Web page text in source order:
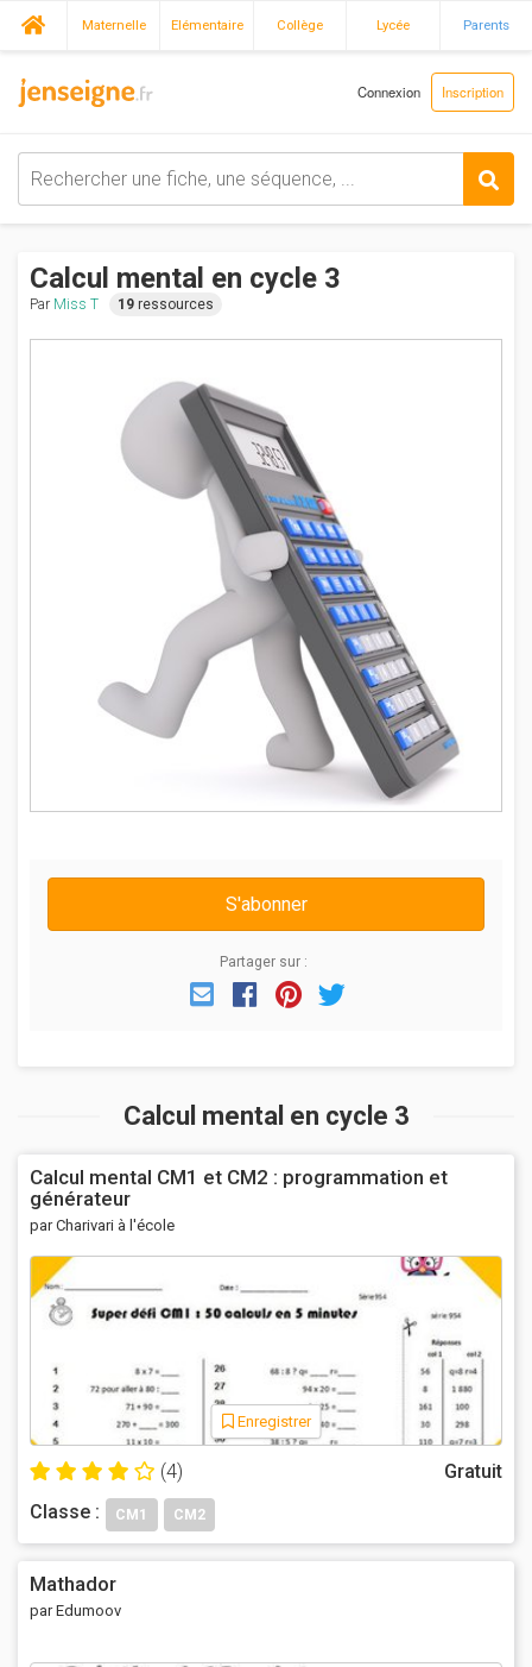
Maternelle Elémentaire Collège Lycée Parents
Connexion Inscription
Calcul mental en cycle 3
Par Miss T 19 ressources
S'abonner
Partager sur :
EmailFacebook
Pinterest
Calcul mental en cycle 3
Calcul mental CM1 et CM2 : programmation et
générateur
par Charivari à l'école
Enregistrer
(4)
Gratuit
Classe :
CM1 CM2
Mathador
par Edumoov